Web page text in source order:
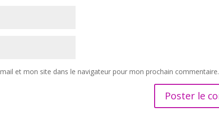
et mon site dans le navigateur pour mon prochain commentaire.